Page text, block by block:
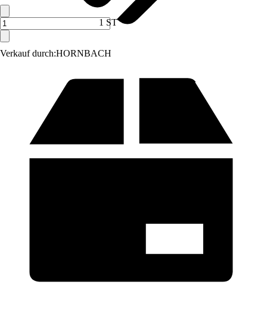
Verkauf durch:HORNBACH
1 ST